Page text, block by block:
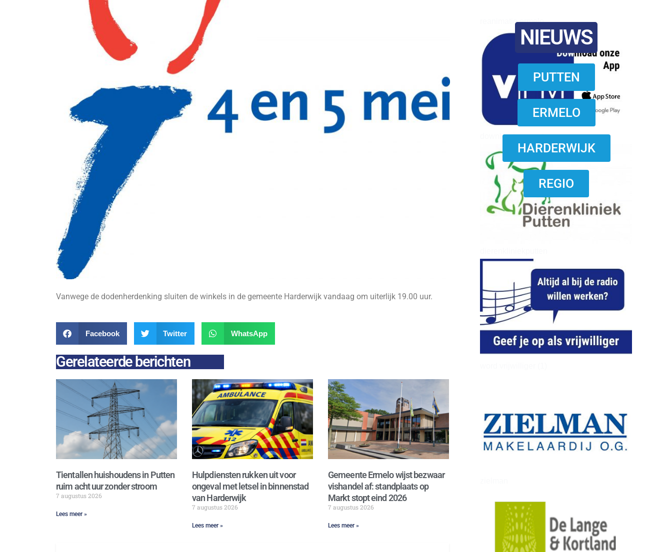
reanimatie ermelo
download onzze App
NIEUWS
PUTTEN
ERMELO
HARDERWIJK
REGIO
Vanwege de dodenherdenking sluiten de winkels in de gemeente Harderwijk vandaag om uiterlijk 19.00 uur.
Facebook Twitter WhatsApp
Gerelateerde berichten
Tientallen huishoudens in Putten
ruim acht uur zonder stroom
7 augustus 2026
Lees meer »
Hulpdiensten rukken uit voor
ongeval met letsel in binnenstad
van Harderwijk
7 augustus 2026
Lees meer »
Gemeente Ermelo wijst bezwaar
vishandel af: standplaats op
Markt stopt eind 2026
7 augustus 2026
Lees meer »